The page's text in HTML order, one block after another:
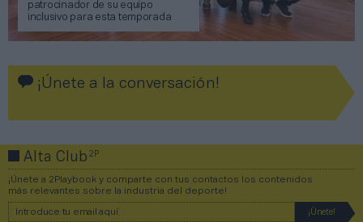
patrocinador de su equipo
inclusivo para esta temporada
¡Únete a la conversación!
Alta Club2P
¡Únete a 2Playbook y comparte con tus contactos los contenidos
más relevantes sobre la industria del deporte!